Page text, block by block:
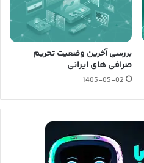
بررسی آخرین وضعیت تحریم
صرافی های ایرانی
1405-05-02